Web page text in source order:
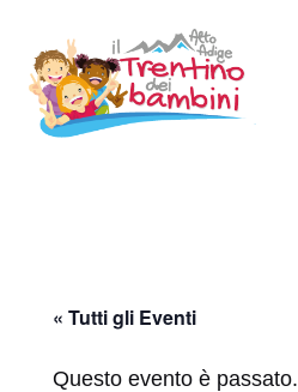
contenuto
« Tutti gli Eventi
Questo evento è passato.